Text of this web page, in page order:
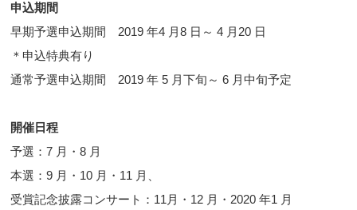
申込期間
早期予選申込期間 2019 年4 月8 日～ 4 月20 日
＊申込特典有り
通常予選申込期間 2019 年 5 月下旬～ 6 月中旬予定
開催日程
予選：7 月・8 月
本選：9 月・10 月・11 月、
受賞記念披露コンサート：11月・12 月・2020 年1 月